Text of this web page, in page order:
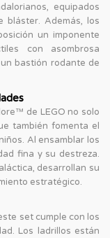
equipados
bláster. Además, los
un imponente
con asombrosa
bastión rodante de
de LEGO no solo
también fomenta el
Al ensamblar los
fina y su destreza.
desarrollan su
estratégico.
set cumple con los
Los ladrillos están